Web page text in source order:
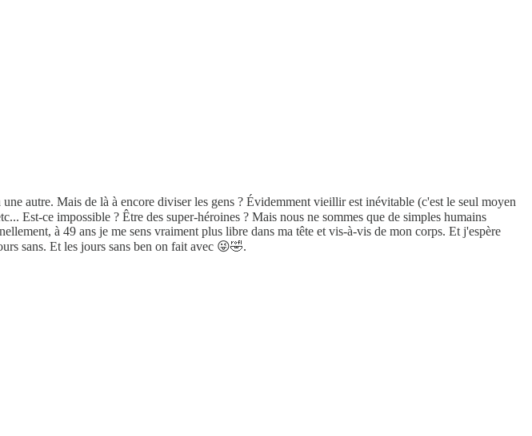
autre. Mais de là à encore diviser les gens ? Évidemment vieillir est inévitable (c'est le seul moyen
Est-ce impossible ? Être des super-héroines ? Mais nous ne sommes que de simples humains
à 49 ans je me sens vraiment plus libre dans ma tête et vis-à-vis de mon corps. Et j'espère
sans. Et les jours sans ben on fait avec 😜🤣.